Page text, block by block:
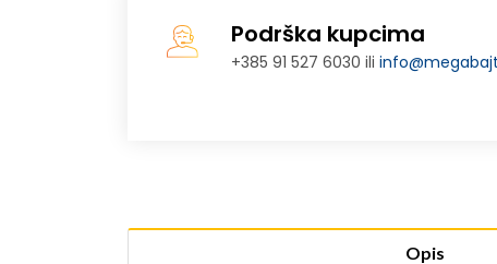
Podrška kupcima
+385 91 527 6030 ili
Opis